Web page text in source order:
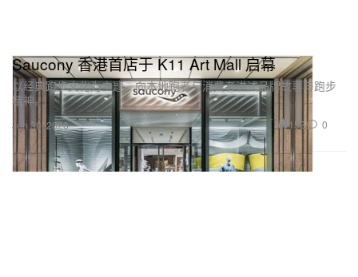
Saucony 香港首店于 K11 Art Mall 启幕
以经典跑步文化为主题，向本地跑者与消费者讲述品牌故事与跑步
精神。
Jun 30, 2026 152 0